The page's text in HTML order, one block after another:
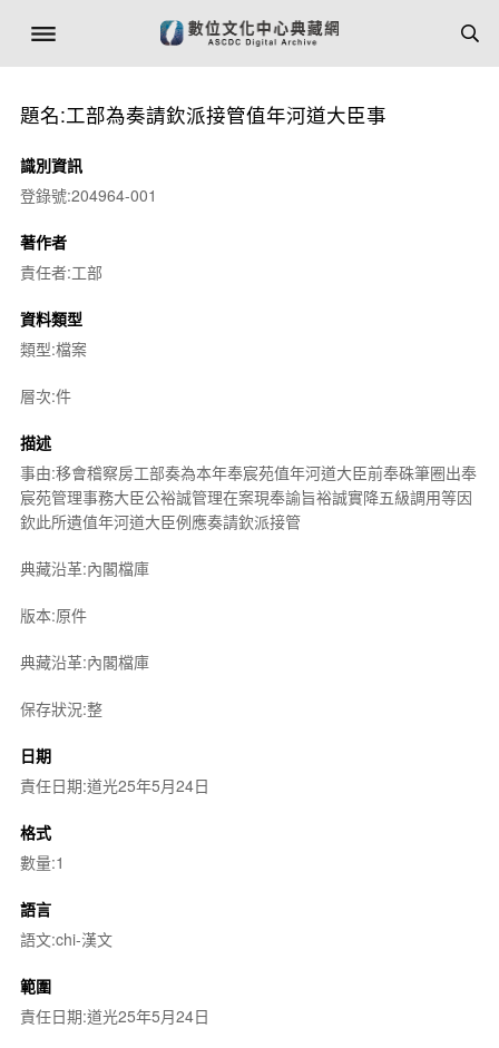
題名:工部為奏請欽派接管值年河道大臣事
識別資訊
登錄號:204964-001
著作者
責任者:工部
資料類型
類型:檔案
層次:件
描述
事由:移會稽察房工部奏為本年奉宸苑值年河道大臣前奉硃筆圈出奉
宸苑管理事務大臣公裕誠管理在案現奉諭旨裕誠實降五級調用等因
欽此所遺值年河道大臣例應奏請欽派接管
典藏沿革:內閣檔庫
版本:原件
典藏沿革:內閣檔庫
保存狀況:整
日期
責任日期:道光25年5月24日
格式
數量:1
語言
語文:chi-漢文
範圍
責任日期:道光25年5月24日